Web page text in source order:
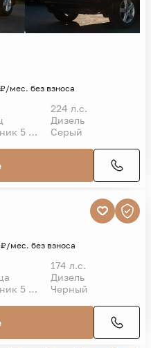
мес. без взноса
224 л.с.
Дизель
Внедорожник 5 дв. Серый